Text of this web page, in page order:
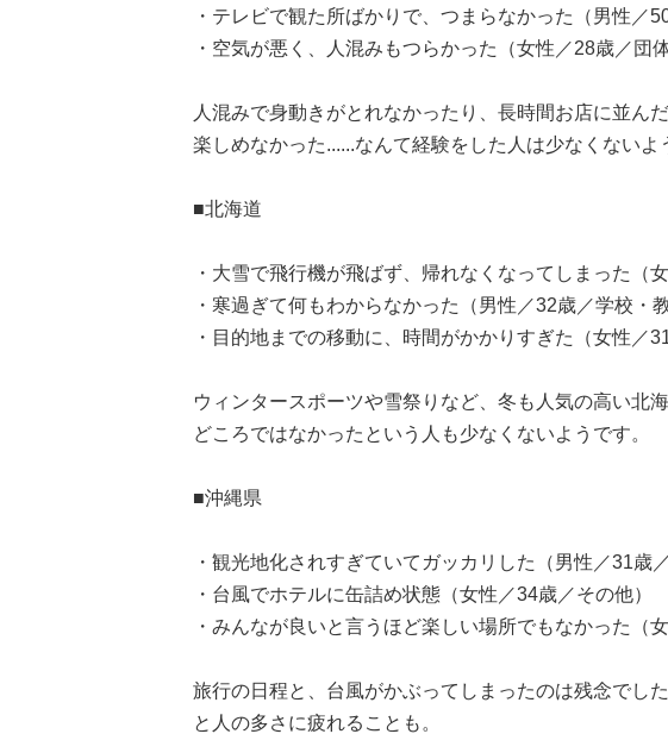
・テレビで観た所ばかりで、つまらなかった（男性／
・空気が悪く、人混みもつらかった（女性／28歳／団
人混みで身動きがとれなかったり、長時間お店に並ん
楽しめなかった......なんて経験をした人は少なくないよ
■北海道
・大雪で飛行機が飛ばず、帰れなくなってしまった（
・寒過ぎて何もわからなかった（男性／32歳／学校・
・目的地までの移動に、時間がかかりすぎた（女性／
ウィンタースポーツや雪祭りなど、冬も人気の高い北
どころではなかったという人も少なくないようです。
■沖縄県
・観光地化されすぎていてガッカリした（男性／31歳
・台風でホテルに缶詰め状態（女性／34歳／その他）
・みんなが良いと言うほど楽しい場所でもなかった（
旅行の日程と、台風がかぶってしまったのは残念でし
と人の多さに疲れることも。